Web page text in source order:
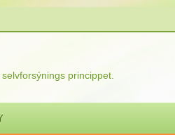
princippet.